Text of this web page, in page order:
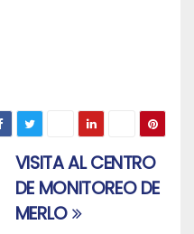
VISITA AL CENTRO
DE MONITOREO DE
MERLO